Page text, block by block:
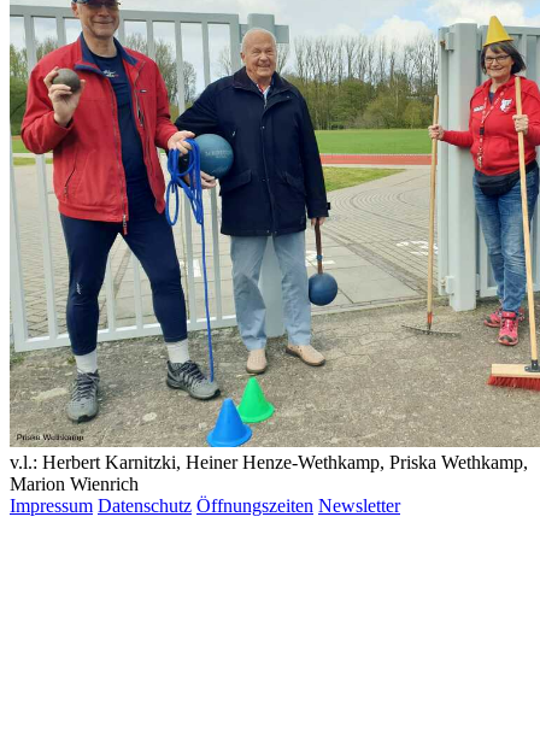
v.l.: Herbert Karnitzki, Heiner Henze-Wethkamp, Priska Wethkamp,
Marion Wienrich
Impressum Datenschutz Öffnungszeiten Newsletter